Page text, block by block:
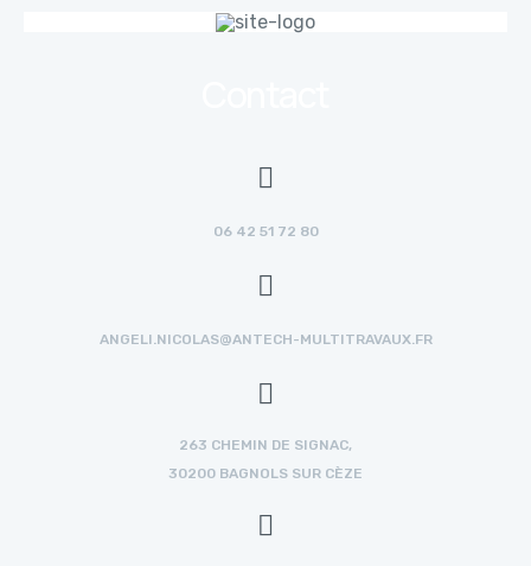
06 42 51 72 80
ANGELI.NICOLAS@ANTECH-MULTITRAVAUX.FR
263 CHEMIN DE SIGNAC,
30200 BAGNOLS SUR CÈZE